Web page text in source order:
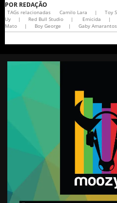
POR REDAÇÃO
TAGs relacionadas Camilo Lara | Toy
Uy
| Red Bull Studio | Emicida |
Mato
| Boy George | Gaby Amarantos